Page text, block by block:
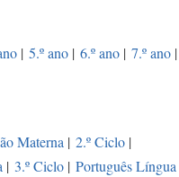
| 5.º ano | 6.º ano | 7.º ano |
Materna | 2.º Ciclo |
| 3.º Ciclo | Português